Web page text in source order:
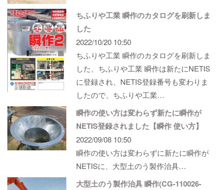
ちふりや工業 瞬作のカタログを刷新しま
した
2022/10/20 10:50
ちふりや工業 瞬作のカタログを刷新しま
した、ちふりや工業 瞬作は新たにNETIS
に登録され、NETIS登録番号も変わりま
したので、ちふりや工業…
瞬作の使い方は変わらず新たに瞬作が
NETIS登録されました【瞬作 使い方】
2022/09/08 10:50
瞬作の使い方は変わらずに新たに瞬作が
NETISに、大型土のう製作治具…
大型土のう製作治具 瞬作(CG-110026-